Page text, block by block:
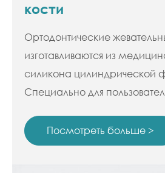
кости
Ортодонтические
изготавливаются из
силикона
Специально для
людей, использующих
коррекцию.
Посмотреть больше >